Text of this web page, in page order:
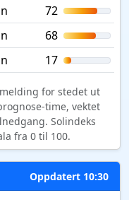
72
68
17
for stedet ut
time, vektet
Solindeks
fra 0 til 100.
Oppdatert 10:30